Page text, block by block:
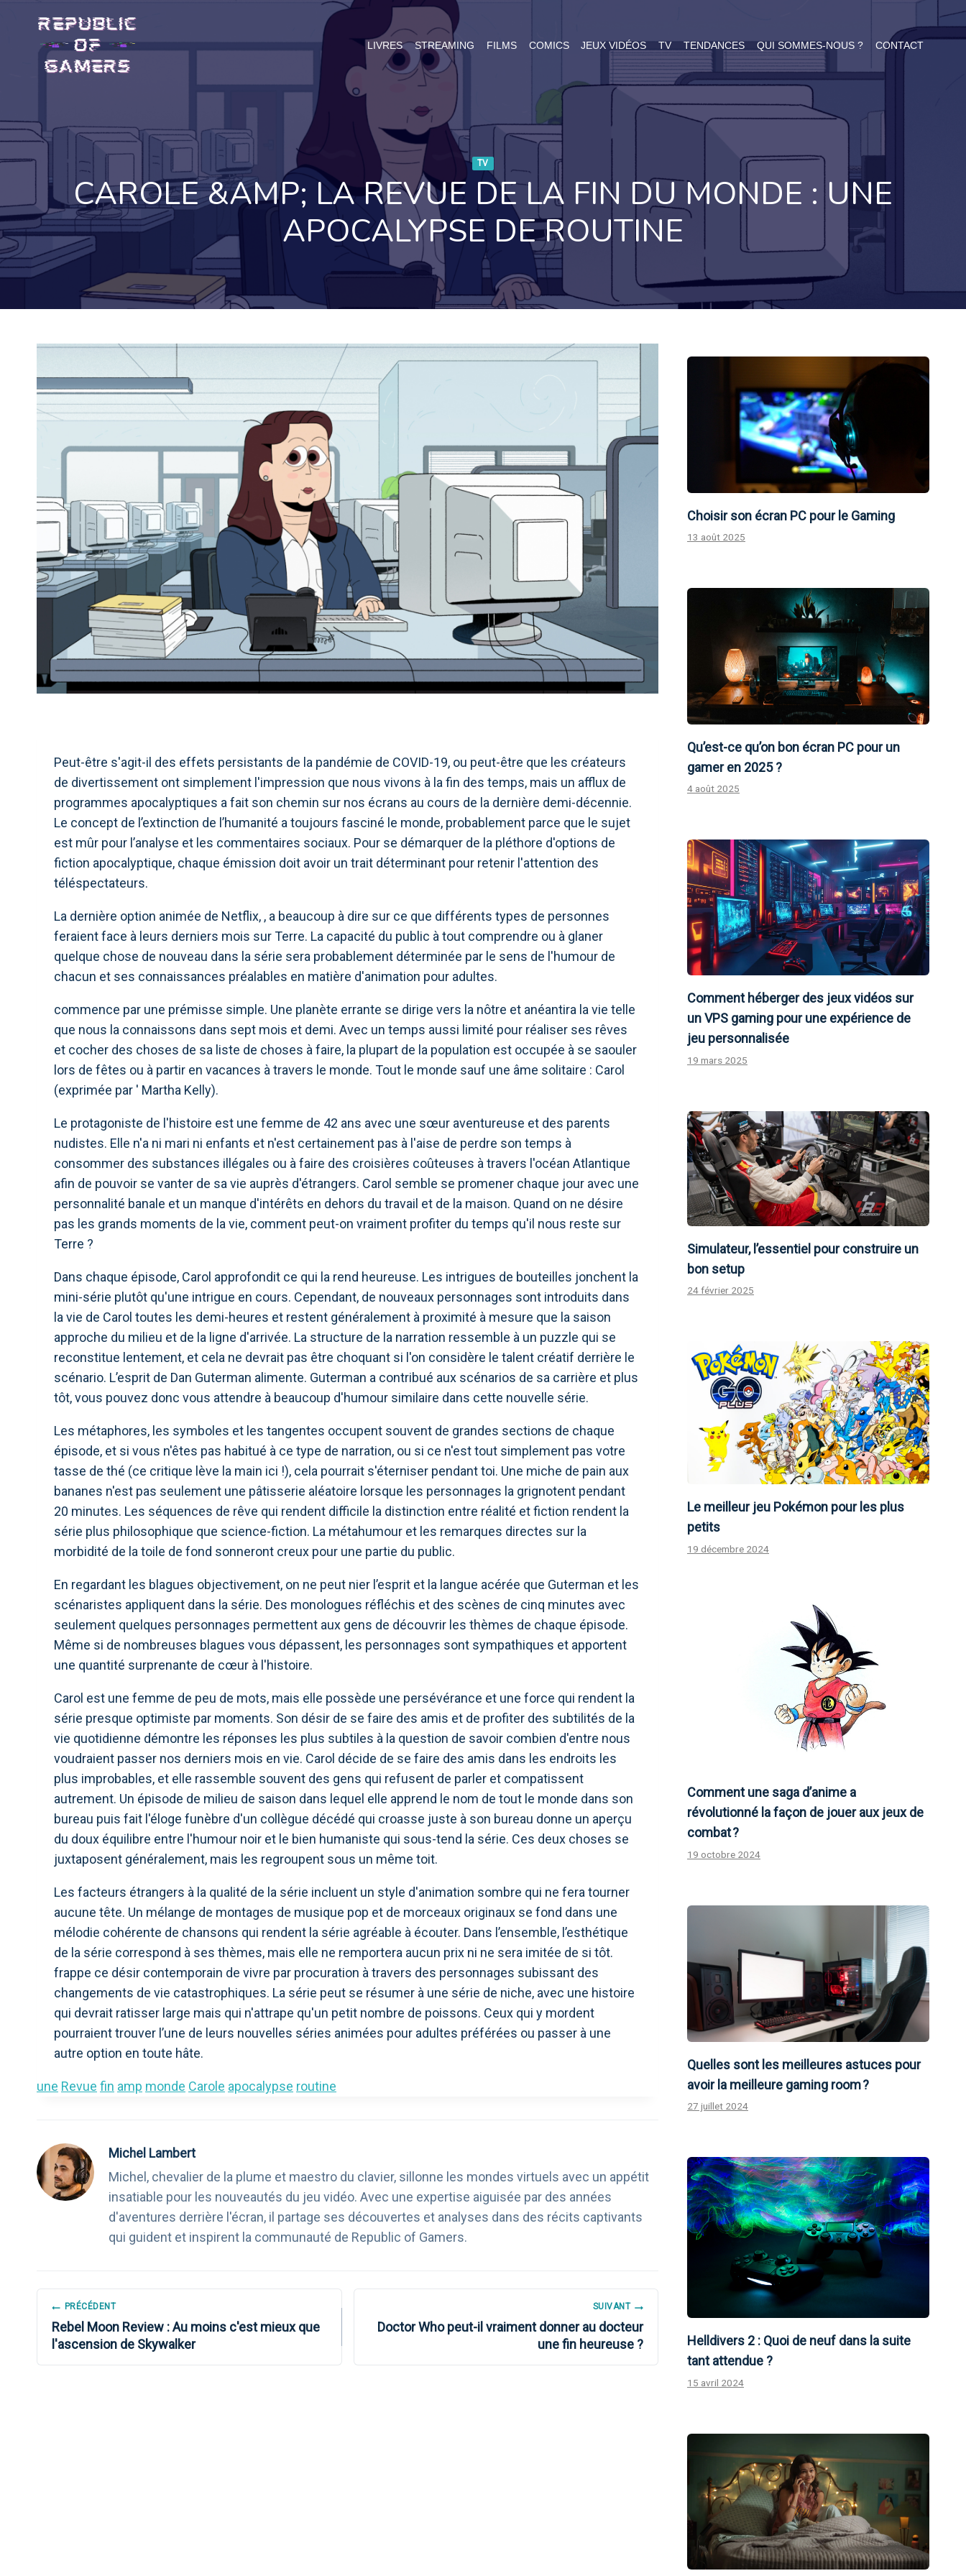
content
LIVRES STREAMING FILMS COMICS JEUX VIDÉOS TV TENDANCES QUI SOMMES-NOUS ? CONTACT
TV
CAROLE &AMP; LA REVUE DE LA FIN DU MONDE : UNE
APOCALYPSE DE ROUTINE
Peut-être s'agit-il des effets persistants de la pandémie de COVID-19, ou peut-être que les créateurs
de divertissement ont simplement l'impression que nous vivons à la fin des temps, mais un afflux de
programmes apocalyptiques a fait son chemin sur nos écrans au cours de la dernière demi-décennie.
Le concept de l’extinction de l’humanité a toujours fasciné le monde, probablement parce que le sujet
est mûr pour l’analyse et les commentaires sociaux. Pour se démarquer de la pléthore d'options de
fiction apocalyptique, chaque émission doit avoir un trait déterminant pour retenir l'attention des
téléspectateurs.
La dernière option animée de Netflix, , a beaucoup à dire sur ce que différents types de personnes
feraient face à leurs derniers mois sur Terre. La capacité du public à tout comprendre ou à glaner
quelque chose de nouveau dans la série sera probablement déterminée par le sens de l'humour de
chacun et ses connaissances préalables en matière d'animation pour adultes.
commence par une prémisse simple. Une planète errante se dirige vers la nôtre et anéantira la vie telle
que nous la connaissons dans sept mois et demi. Avec un temps aussi limité pour réaliser ses rêves
et cocher des choses de sa liste de choses à faire, la plupart de la population est occupée à se saouler
lors de fêtes ou à partir en vacances à travers le monde. Tout le monde sauf une âme solitaire : Carol
(exprimée par ' Martha Kelly).
Le protagoniste de l'histoire est une femme de 42 ans avec une sœur aventureuse et des parents
nudistes. Elle n'a ni mari ni enfants et n'est certainement pas à l'aise de perdre son temps à
consommer des substances illégales ou à faire des croisières coûteuses à travers l'océan Atlantique
afin de pouvoir se vanter de sa vie auprès d'étrangers. Carol semble se promener chaque jour avec une
personnalité banale et un manque d'intérêts en dehors du travail et de la maison. Quand on ne désire
pas les grands moments de la vie, comment peut-on vraiment profiter du temps qu'il nous reste sur
Terre ?
Dans chaque épisode, Carol approfondit ce qui la rend heureuse. Les intrigues de bouteilles jonchent la
mini-série plutôt qu'une intrigue en cours. Cependant, de nouveaux personnages sont introduits dans
la vie de Carol toutes les demi-heures et restent généralement à proximité à mesure que la saison
approche du milieu et de la ligne d'arrivée. La structure de la narration ressemble à un puzzle qui se
reconstitue lentement, et cela ne devrait pas être choquant si l'on considère le talent créatif derrière le
scénario. L’esprit de Dan Guterman alimente. Guterman a contribué aux scénarios de sa carrière et plus
tôt, vous pouvez donc vous attendre à beaucoup d'humour similaire dans cette nouvelle série.
Les métaphores, les symboles et les tangentes occupent souvent de grandes sections de chaque
épisode, et si vous n'êtes pas habitué à ce type de narration, ou si ce n'est tout simplement pas votre
tasse de thé (ce critique lève la main ici !), cela pourrait s'éterniser pendant toi. Une miche de pain aux
bananes n'est pas seulement une pâtisserie aléatoire lorsque les personnages la grignotent pendant
20 minutes. Les séquences de rêve qui rendent difficile la distinction entre réalité et fiction rendent la
série plus philosophique que science-fiction. La métahumour et les remarques directes sur la
morbidité de la toile de fond sonneront creux pour une partie du public.
En regardant les blagues objectivement, on ne peut nier l’esprit et la langue acérée que Guterman et les
scénaristes appliquent dans la série. Des monologues réfléchis et des scènes de cinq minutes avec
seulement quelques personnages permettent aux gens de découvrir les thèmes de chaque épisode.
Même si de nombreuses blagues vous dépassent, les personnages sont sympathiques et apportent
une quantité surprenante de cœur à l'histoire.
Carol est une femme de peu de mots, mais elle possède une persévérance et une force qui rendent la
série presque optimiste par moments. Son désir de se faire des amis et de profiter des subtilités de la
vie quotidienne démontre les réponses les plus subtiles à la question de savoir combien d'entre nous
voudraient passer nos derniers mois en vie. Carol décide de se faire des amis dans les endroits les
plus improbables, et elle rassemble souvent des gens qui refusent de parler et compatissent
autrement. Un épisode de milieu de saison dans lequel elle apprend le nom de tout le monde dans son
bureau puis fait l'éloge funèbre d'un collègue décédé qui croasse juste à son bureau donne un aperçu
du doux équilibre entre l'humour noir et le bien humaniste qui sous-tend la série. Ces deux choses se
juxtaposent généralement, mais les regroupent sous un même toit.
Les facteurs étrangers à la qualité de la série incluent un style d'animation sombre qui ne fera tourner
aucune tête. Un mélange de montages de musique pop et de morceaux originaux se fond dans une
mélodie cohérente de chansons qui rendent la série agréable à écouter. Dans l’ensemble, l’esthétique
de la série correspond à ses thèmes, mais elle ne remportera aucun prix ni ne sera imitée de si tôt.
frappe ce désir contemporain de vivre par procuration à travers des personnages subissant des
changements de vie catastrophiques. La série peut se résumer à une série de niche, avec une histoire
qui devrait ratisser large mais qui n'attrape qu'un petit nombre de poissons. Ceux qui y mordent
pourraient trouver l’une de leurs nouvelles séries animées pour adultes préférées ou passer à une
autre option en toute hâte.
une Revue fin amp monde Carole apocalypse routine
Michel Lambert
Michel, chevalier de la plume et maestro du clavier, sillonne les mondes virtuels avec un appétit
insatiable pour les nouveautés du jeu vidéo. Avec une expertise aiguisée par des années
d'aventures derrière l'écran, il partage ses découvertes et analyses dans des récits captivants
qui guident et inspirent la communauté de Republic of Gamers.
NAVIGATION
DE
PRÉCÉDENT
Rebel Moon Review : Au moins c'est mieux que
l'ascension de Skywalker
SUIVANT
Doctor Who peut-il vraiment donner au docteur
une fin heureuse ?
Choisir son écran PC pour le Gaming
13 août 2025
Qu’est-ce qu’on bon écran PC pour un
gamer en 2025 ?
4 août 2025
Comment héberger des jeux vidéos sur
un VPS gaming pour une expérience de
jeu personnalisée
19 mars 2025
Simulateur, l’essentiel pour construire un
bon setup
24 février 2025
Le meilleur jeu Pokémon pour les plus
petits
19 décembre 2024
Comment une saga d’anime a
révolutionné la façon de jouer aux jeux de
combat ?
19 octobre 2024
Quelles sont les meilleures astuces pour
avoir la meilleure gaming room ?
27 juillet 2024
Helldivers 2 : Quoi de neuf dans la suite
tant attendue ?
15 avril 2024